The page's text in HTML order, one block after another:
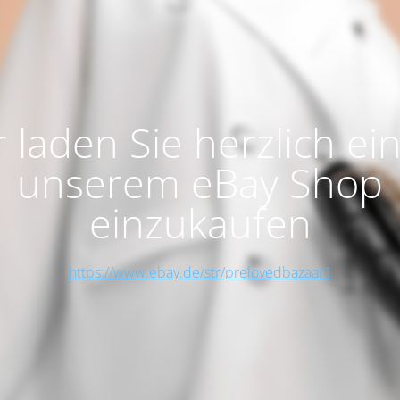
laden Sie herzlich
unserem eBay Shop
einzukaufen
https://www.ebay.de/str/prelovedbazaar1